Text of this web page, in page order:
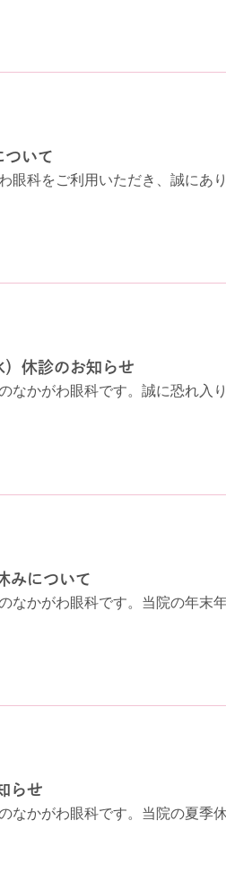
ついて
眼科をご利用いただき、誠に
休診のお知らせ
なかがわ眼科です。誠に恐れ
みについて
なかがわ眼科です。当院の年末
らせ
なかがわ眼科です。当院の夏季